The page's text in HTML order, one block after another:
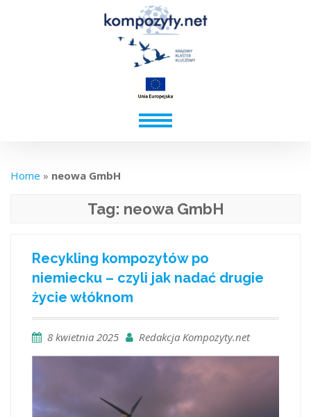
Home » neowa GmbH
Tag: neowa GmbH
Recykling kompozytów po
niemiecku – czyli jak nadać drugie
życie włóknom
8 kwietnia 2025 Redakcja Kompozyty.net